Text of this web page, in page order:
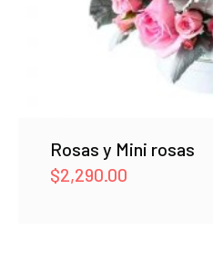
Rosas y Mini rosas
$2,290.00